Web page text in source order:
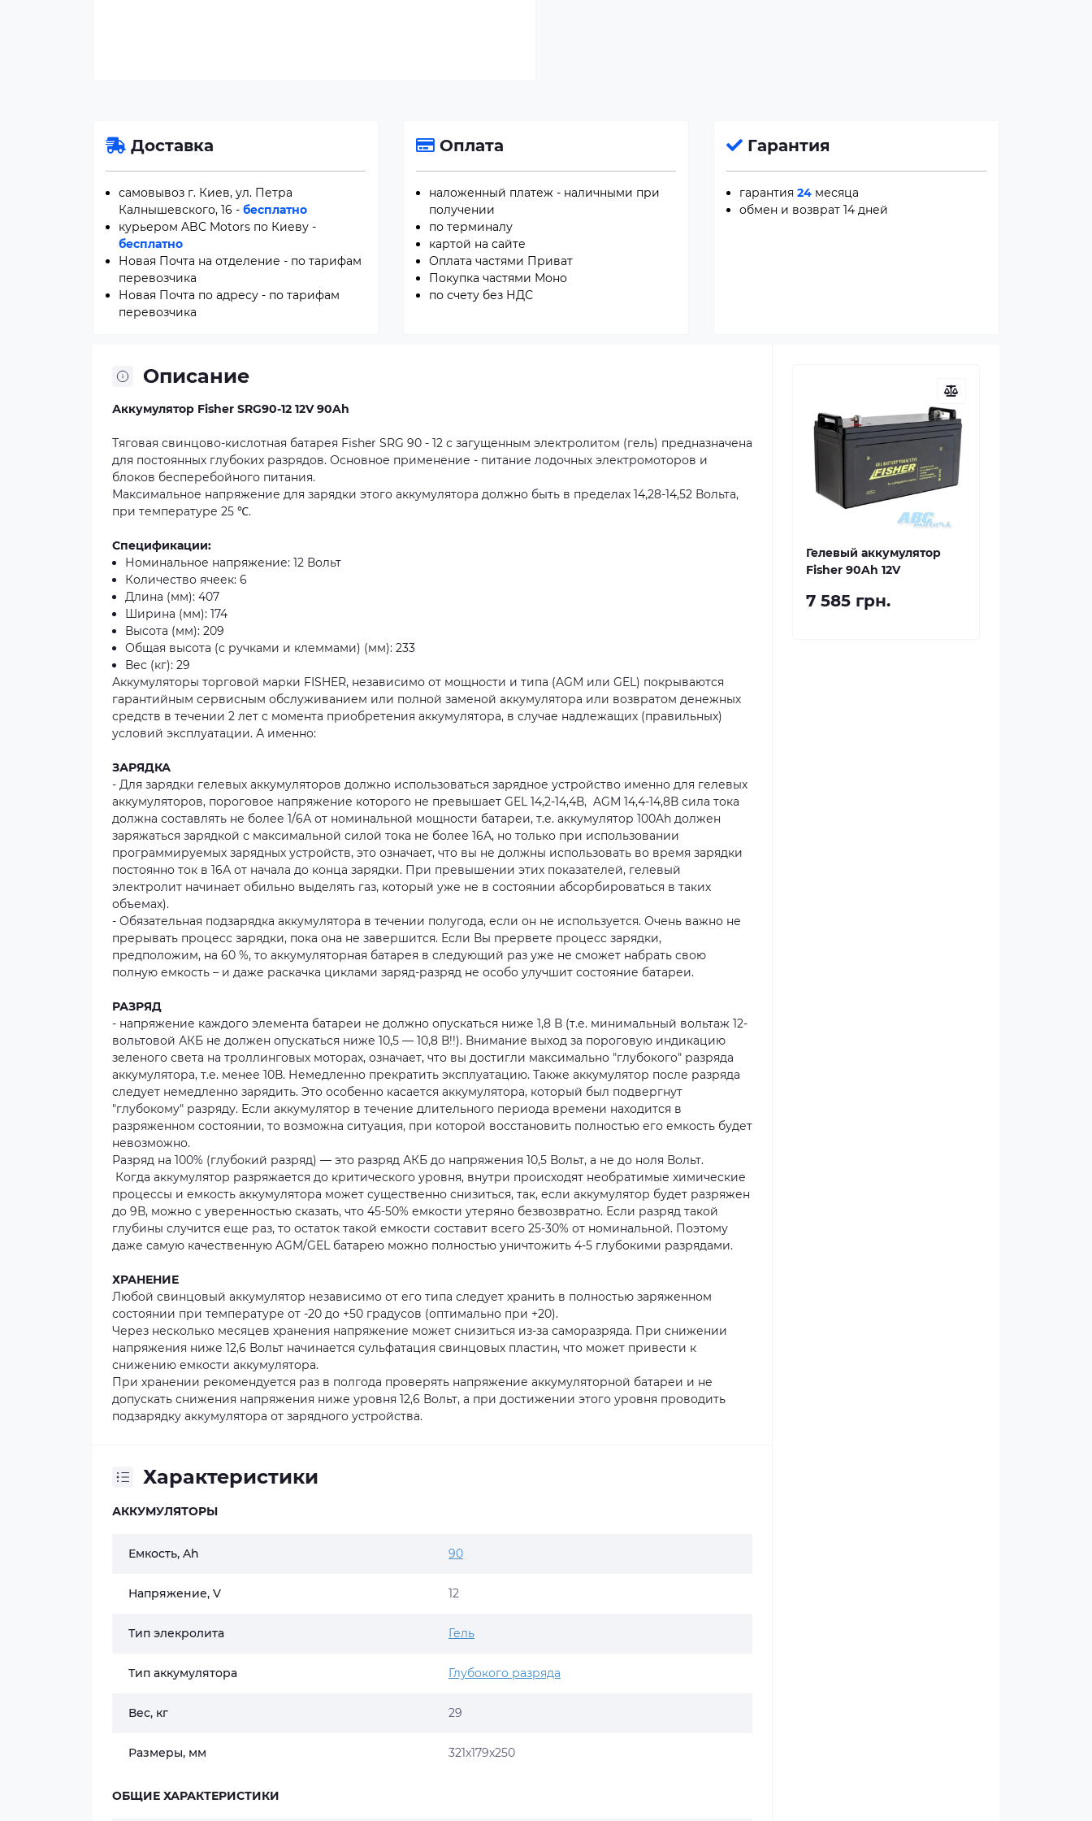
Доставка
самовывоз г. Киев, ул. Петра
Калнышевского, 16 - бесплатно
курьером ABC Motors по Киеву -
бесплатно
Новая Почта на отделение - по тарифам
перевозчика
Новая Почта по адресу - по тарифам
перевозчика
Оплата
наложенный платеж - наличными при
получении
по терминалу
картой на сайте
Оплата частями Приват
Покупка частями Моно
по счету без НДС
Гарантия
гарантия 24 месяца
обмен и возврат 14 дней
Описание
Аккумулятор Fisher SRG90-12 12V 90Ah
Тяговая свинцово-кислотная батарея Fisher SRG 90 - 12 с загущенным электролитом (гель) предназначена
для постоянных глубоких разрядов. Основное применение - питание лодочных электромоторов и
блоков бесперебойного питания.
Максимальное напряжение для зарядки этого аккумулятора должно быть в пределах 14,28-14,52 Вольта,
при температуре 25 ℃.
Спецификации:
Номинальное напряжение: 12 Вольт
Количество ячеек: 6
Длина (мм): 407
Ширина (мм): 174
Высота (мм): 209
Общая высота (с ручками и клеммами) (мм): 233
Вес (кг): 29
Аккумуляторы торговой марки FISHER, независимо от мощности и типа (AGM или GEL) покрываются
гарантийным сервисным обслуживанием или полной заменой аккумулятора или возвратом денежных
средств в течении 2 лет с момента приобретения аккумулятора, в случае надлежащих (правильных)
условий эксплуатации. А именно:
ЗАРЯДКА
- Для зарядки гелевых аккумуляторов должно использоваться зарядное устройство именно для гелевых
аккумуляторов, пороговое напряжение которого не превышает GEL 14,2-14,4В, AGM 14,4-14,8В сила тока
должна составлять не более 1/6А от номинальной мощности батареи, т.е. аккумулятор 100Ah должен
заряжаться зарядкой с максимальной силой тока не более 16А, но только при использовании
программируемых зарядных устройств, это означает, что вы не должны использовать во время зарядки
постоянно ток в 16А от начала до конца зарядки. При превышении этих показателей, гелевый
электролит начинает обильно выделять газ, который уже не в состоянии абсорбироваться в таких
объемах).
- Обязательная подзарядка аккумулятора в течении полугода, если он не используется. Очень важно не
прерывать процесс зарядки, пока она не завершится. Если Вы прервете процесс зарядки,
предположим, на 60 %, то аккумуляторная батарея в следующий раз уже не сможет набрать свою
полную емкость – и даже раскачка циклами заряд-разряд не особо улучшит состояние батареи.
РАЗРЯД
- напряжение каждого элемента батареи не должно опускаться ниже 1,8 В (т.е. минимальный вольтаж 12-
вольтовой АКБ не должен опускаться ниже 10,5 — 10,8 В!!). Внимание выход за пороговую индикацию
зеленого света на троллинговых моторах, означает, что вы достигли максимально "глубокого" разряда
аккумулятора, т.е. менее 10В. Немедленно прекратить эксплуатацию. Также аккумулятор после разряда
следует немедленно зарядить. Это особенно касается аккумулятора, который был подвергнут
"глубокому" разряду. Если аккумулятор в течение длительного периода времени находится в
разряженном состоянии, то возможна ситуация, при которой восстановить полностью его емкость будет
невозможно.
Разряд на 100% (глубокий разряд) — это разряд АКБ до напряжения 10,5 Вольт, а не до ноля Вольт.
Когда аккумулятор разряжается до критического уровня, внутри происходят необратимые химические
процессы и емкость аккумулятора может существенно снизиться, так, если аккумулятор будет разряжен
до 9В, можно с уверенностью сказать, что 45-50% емкости утеряно безвозвратно. Если разряд такой
глубины случится еще раз, то остаток такой емкости составит всего 25-30% от номинальной. Поэтому
даже самую качественную AGM/GEL батарею можно полностью уничтожить 4-5 глубокими разрядами.
ХРАНЕНИЕ
Любой свинцовый аккумулятор независимо от его типа следует хранить в полностью заряженном
состоянии при температуре от -20 до +50 градусов (оптимально при +20).
Через несколько месяцев хранения напряжение может снизиться из-за саморазряда. При снижении
напряжения ниже 12,6 Вольт начинается сульфатация свинцовых пластин, что может привести к
снижению емкости аккумулятора.
При хранении рекомендуется раз в полгода проверять напряжение аккумуляторной батареи и не
допускать снижения напряжения ниже уровня 12,6 Вольт, а при достижении этого уровня проводить
подзарядку аккумулятора от зарядного устройства.
Характеристики
АККУМУЛЯТОРЫ
Емкость, Ah 90
Напряжение, V 12
Тип элекролита Гель
Тип аккумулятора Глубокого разряда
Вес, кг 29
Размеры, мм 321x179x250
ОБЩИЕ ХАРАКТЕРИСТИКИ
Гелевый аккумулятор
Fisher 90Ah 12V
7 585 грн.